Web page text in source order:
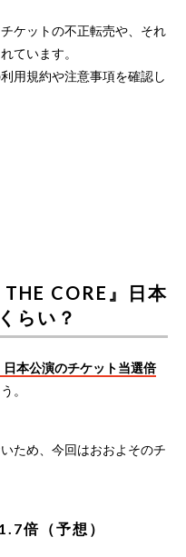
ケットの不正転売や、それ
ています。
用規約や注意事項を確認し
CORE』日本
らい？
日本公演のチケット当選倍
。
ため、今回はおおよそのチ
倍（予想）